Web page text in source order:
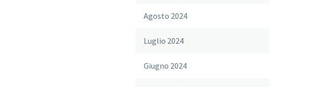
Agosto 2024
Luglio 2024
Giugno 2024